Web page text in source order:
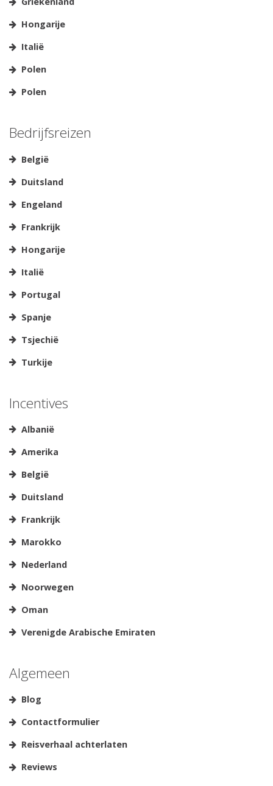
Hongarije
Italië
Polen
Polen
Bedrijfsreizen
België
Duitsland
Engeland
Frankrijk
Hongarije
Italië
Portugal
Spanje
Tsjechië
Turkije
Incentives
Albanië
Amerika
België
Duitsland
Frankrijk
Marokko
Nederland
Noorwegen
Oman
Verenigde Arabische Emiraten
Algemeen
Blog
Contactformulier
Reisverhaal achterlaten
Reviews